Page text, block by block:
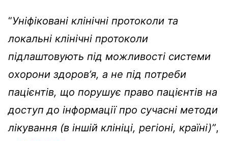
“Уніфіковані клінічні протоколи та
локальні клінічні протоколи
підлаштовують під можливості системи
охорони здоров’я, а не під потреби
пацієнтів, що порушує право пацієнтів на
доступ до інформації про сучасні методи
лікування (в іншій клініці, регіоні, країні)”,